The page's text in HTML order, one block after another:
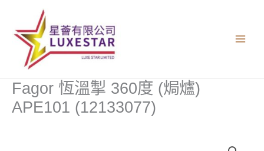
Fagor 恆溫掣 360度 (焗爐)
APE101 (12133077)